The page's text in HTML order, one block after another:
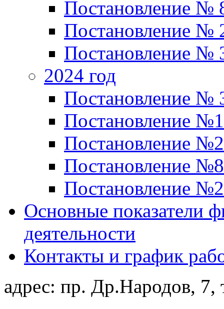
Постановление №
Постановление №
Постановление №
2024 год
Постановление №
Постановление
Постановление
Постановление
Постановление
Основные показатели
деятельности
Контакты и график
адрес: пр. Др.Народов, 7,